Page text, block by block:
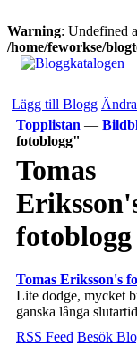
Warning: Undefined
/home/feworkse/
Lägg till Blogg
Topplistan —
fotoblogg"
Tomas
fotoblogg
Tomas Eriksson's
Lite dodge, mycket
ganska långa
RSS Feed Besök